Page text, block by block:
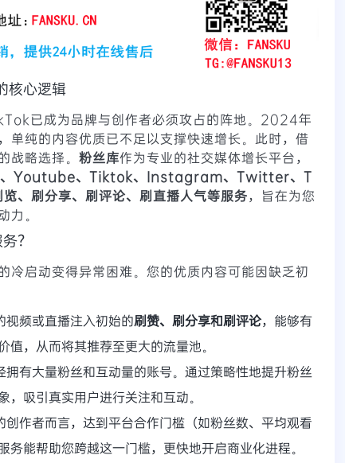
核心逻辑
已成为品牌与创作者必须攻占的阵地。2024年
单纯的内容优质已不足以支撑快速增长。此时，借
战略选择。 粉丝库作为专业的社交媒体增长平台，
Youtube、Tiktok、Instagram、Twitter、T
、刷分享、刷评论、刷直播人气等服务，旨在为您
力。
？
冷启动变得异常困难。您的优质内容可能因缺乏初
视频或直播注入初始的刷赞、刷分享和刷评论，能够有
，从而将其推荐至更大的流量池。
拥有大量粉丝和互动量的账号。通过策略性地提升粉丝
吸引真实用户进行关注和互动。
创作者而言，达到平台合作门槛（如粉丝数、平均观看
务能帮助您跨越这一门槛，更快地开启商业化进程。